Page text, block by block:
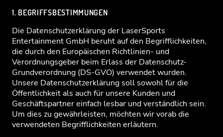
1. BEGRIFFSBESTIMMUNGEN
Die Datenschutzerklärung der LaserSports
Entertainment GmbH beruht auf den Begrifflichkeiten,
die durch den Europäischen Richtlinien- und
Verordnungsgeber beim Erlass der Datenschutz-
Grundverordnung (DS-GVO) verwendet wurden.
Unsere Datenschutzerklärung soll sowohl für die
Öffentlichkeit als auch für unsere Kunden und
Geschäftspartner einfach lesbar und verständlich sein.
Um dies zu gewährleisten, möchten wir vorab die
verwendeten Begrifflichkeiten erläutern.